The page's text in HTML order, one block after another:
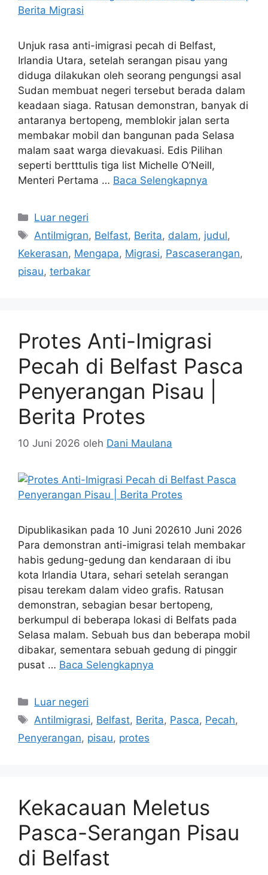
Unjuk rasa anti-imigrasi pecah di Belfast,
Irlandia Utara, setelah serangan pisau yang
diduga dilakukan oleh seorang pengungsi asal
Sudan membuat negeri tersebut berada dalam
keadaan siaga. Ratusan demonstran, banyak di
antaranya bertopeng, memblokir jalan serta
membakar mobil dan bangunan pada Selasa
malam saat warga dievakuasi. Edis Pilihan
seperti bertttulis tiga list Michelle O’Neill,
Menteri Pertama … Baca Selengkapnya
Kategori
Luar negeri
Tag
AntiImigran, Belfast, Berita, dalam, judul,
Kekerasan, Mengapa, Migrasi, Pascaserangan,
pisau, terbakar
Protes Anti-Imigrasi
Pecah di Belfast Pasca
Penyerangan Pisau |
Berita Protes
10 Juni 2026 oleh Dani Maulana
Dipublikasikan pada 10 Juni 202610 Juni 2026
Para demonstran anti-imigrasi telah membakar
habis gedung-gedung dan kendaraan di ibu
kota Irlandia Utara, sehari setelah serangan
pisau terekam dalam video grafis. Ratusan
demonstran, sebagian besar bertopeng,
berkumpul di beberapa lokasi di Belfats pada
Selasa malam. Sebuah bus dan beberapa mobil
dibakar, sementara sebuah gedung di pinggir
pusat … Baca Selengkapnya
Kategori
Luar negeri
Tag
AntiImigrasi, Belfast, Berita, Pasca, Pecah,
Penyerangan, pisau, protes
Kekacauan Meletus
Pasca-Serangan Pisau
di Belfast